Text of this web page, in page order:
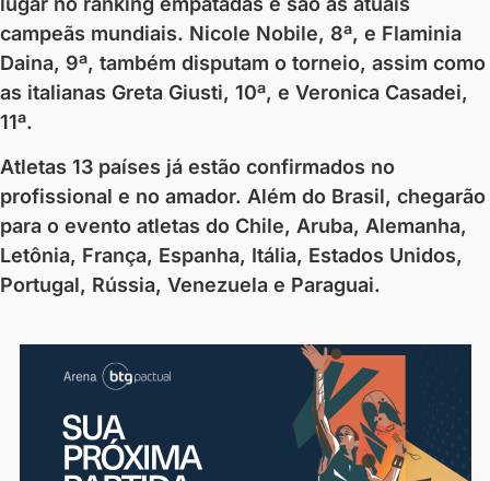
campeãs mundiais. Nicole Nobile, 8ª, e Flaminia
Daina, 9ª, também disputam o torneio, assim como
as italianas Greta Giusti, 10ª, e Veronica Casadei,
11ª.
Atletas 13 países já estão confirmados no
profissional e no amador. Além do Brasil, chegarão
para o evento atletas do Chile, Aruba, Alemanha,
Letônia, França, Espanha, Itália, Estados Unidos,
Portugal, Rússia, Venezuela e Paraguai.